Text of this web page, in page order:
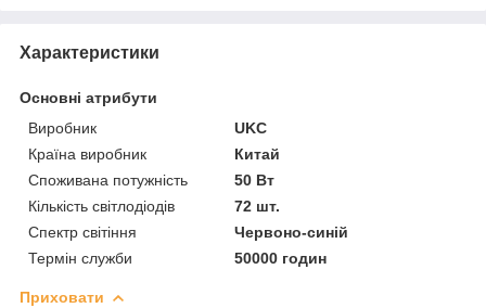
Характеристики
Основні атрибути
Виробник
UKC
Країна виробник
Китай
Споживана потужність
50 Вт
Кількість світлодіодів
72 шт.
Спектр світіння
Червоно-синій
Термін служби
50000 годин
Приховати